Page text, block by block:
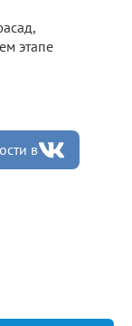
этапе
в